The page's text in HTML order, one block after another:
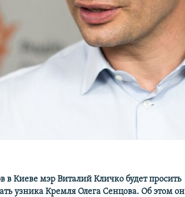
Киеве мэр Виталий Кличко будет просить
узника Кремля Олега Сенцова. Об этом он